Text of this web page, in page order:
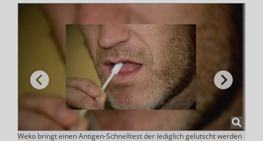
Weko bringt einen Antigen-Schnelltest der lediglich gelutscht werden